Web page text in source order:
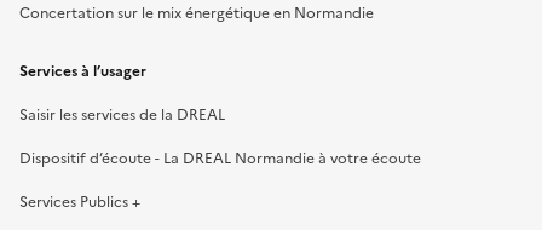
Concertation sur le mix énergétique en Normandie
Services à l’usager
Saisir les services de la DREAL
Dispositif d’écoute - La DREAL Normandie à votre écoute
Services Publics +